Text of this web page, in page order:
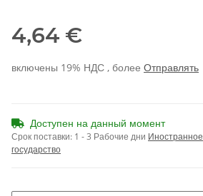
4,64 €
включены 19% НДС , более Отправлять
Доступен на данный момент
Срок поставки: 1 - 3 Рабочие дни Иностранное
государство